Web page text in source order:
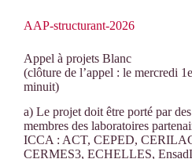
AAP-structurant-2026
Appel à projets Blanc
(clôture de l’appel : le mercredi
minuit)
a) Le projet doit être porté par
membres des laboratoires
ICCA : ACT, CEPED,
CERMES3, ECHELLES,